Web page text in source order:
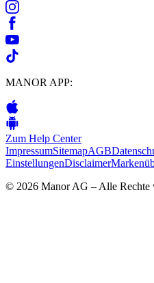
MANOR APP:
Zum Help Center
ImpressumSitemapAGB
EinstellungenDisclaimer
© 2026 Manor AG – Alle Rechte